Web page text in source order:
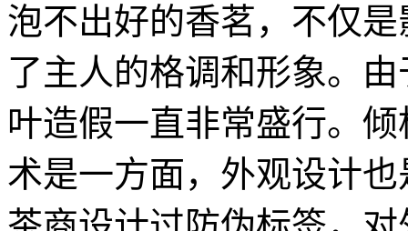
泡不出好的香茗，不仅
了主人的格调和形象。
叶造假一直非常盛行。
术是一方面，外观设计